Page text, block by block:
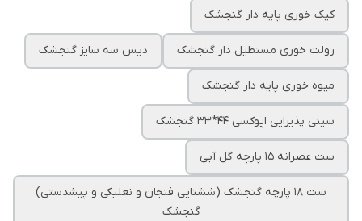
کیک خوری پایه دار گنجشک
رولت خوری مستطیل دار گنجشک دیس سه سایز گنجشک
میوه خوری پایه دار گنجشک
سینی پذیرایی اپوکسی ۴۴*۳۳ گنجشک
ست عصرانه ۱۵ پارچه گل آبی
ست ۱۸ پارچه گنجشک (ششتایی فنجان و نعلبکی و پیشدستی)
گنجشک